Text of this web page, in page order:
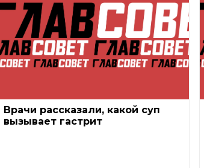
Врачи рассказали, какой суп
вызывает гастрит